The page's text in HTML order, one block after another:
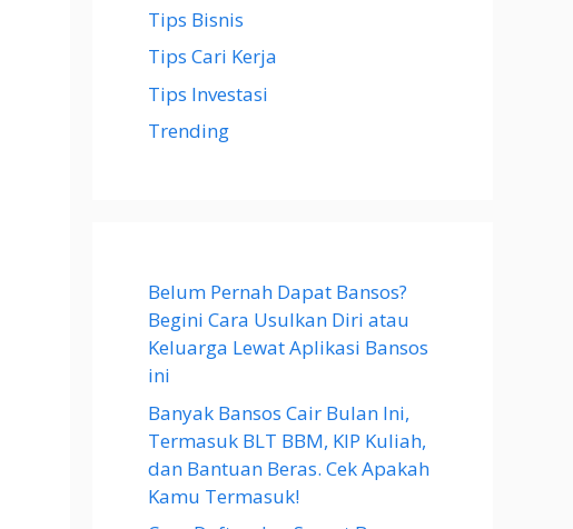
Tips Bisnis
Tips Cari Kerja
Tips Investasi
Trending
Belum Pernah Dapat Bansos?
Begini Cara Usulkan Diri atau
Keluarga Lewat Aplikasi Bansos
ini
Banyak Bansos Cair Bulan Ini,
Termasuk BLT BBM, KIP Kuliah,
dan Bantuan Beras. Cek Apakah
Kamu Termasuk!